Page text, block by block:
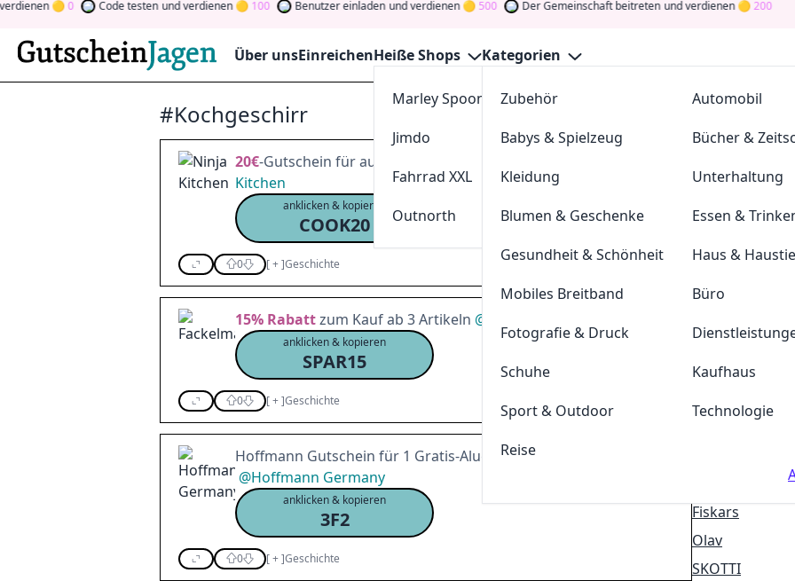
0 Code testen und verdienen 100 Benutzer einladen und verdienen 500 Der Gemeinschaft beitreten und verdienen 200
Über unsEinreichenHeiße Shops
Marley Spoon
Jimdo
sportdeal24
Fahrrad XXL
Outnorth
Parkettkaiser
Kategorien
Zubehör
Automobil
Babys & Spielzeug
Bücher &
Kleidung
Unterhaltung
Blumen & Geschenke
Essen &
Gesundheit & Schönheit
Haus &
Mobiles Breitband
Büro
Fotografie & Druck
Schuhe
Kaufhaus
Sport & Outdoor
Technologie
Reise
#Kochgeschirr
20€-Gutschein für ausgewählte Ninja Töpfe und Pfannen
Kitchen
anklicken & kopieren
COOK20
0 [+]Geschichte
15% Rabattzum Kauf ab 3 Artikeln @
anklicken & kopieren
SPAR15
0 [+]Geschichte
Hoffmann Gutschein für 1 Gratis-Aluguss-Artikel beim Kauf von 2
@Hoffmann Germany
anklicken & kopieren
3F2
0 [+]Geschichte
Haustiere
Haushaltsgeräte
Neueste
Stoneline
Grillcenter Nord
Olavson
Meateor
SizzleBrothers
Fiskars
Olav
SKOTTI